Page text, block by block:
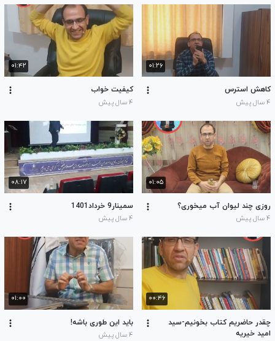
۰۱:۲۶
کاهش استرس
۴ سال پیش
۰۱:۴۲
کیفیت خواب
۴ سال پیش
۰۱:۰۵
روزی چند لیوان آب میخوری؟
۴ سال پیش
۰۸:۱۷
سمینار9 خرداد1401
۴ سال پیش
۰۰:۴۶
چقدر حاضریم کتاب بخونیم-سید
امید خیریه
۰۱:۰۰
باید این طوری باشه!
۴ سال پیش